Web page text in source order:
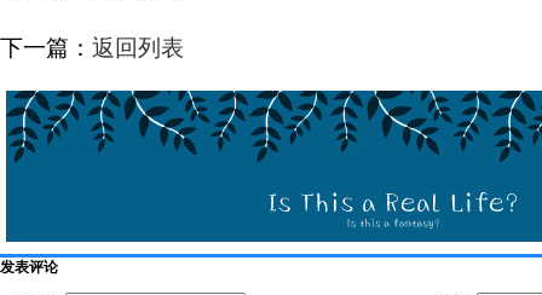
下一篇： 返回列表
发表评论